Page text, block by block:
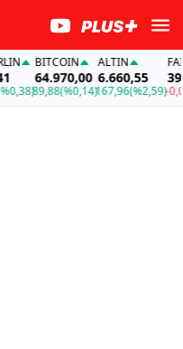
BITCOIN
64.970,00
89,88(%0,14)
ALTIN
6.660,55
167,96(%2,59)
FAİZ
39,92
-0,07(%-